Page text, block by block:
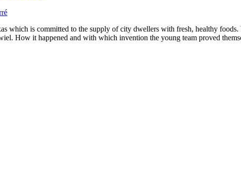
which is committed to the supply of city dwellers with fresh, healthy foods.
How it happened and with which invention the young team proved